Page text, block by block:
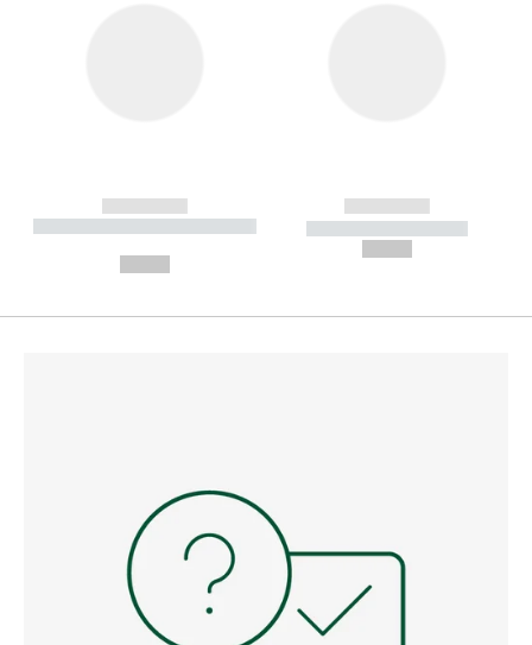
------------
----------- ----------- --------
------------
----------- -----------